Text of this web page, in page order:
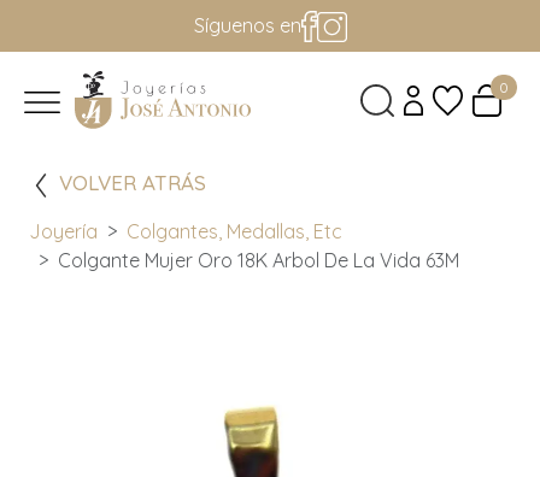
Síguenos en
0
VOLVER ATRÁS
Joyería
Colgantes, Medallas, Etc
Colgante Mujer Oro 18K Arbol De La Vida 63M